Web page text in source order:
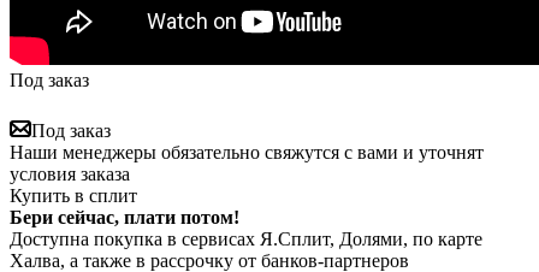
Под заказ
Под заказ
Наши менеджеры обязательно свяжутся с вами и уточнят
условия заказа
Купить в сплит
Бери сейчас, плати потом!
Доступна покупка в сервисах Я.Сплит, Долями, по карте
Халва, а также в рассрочку от банков-партнеров